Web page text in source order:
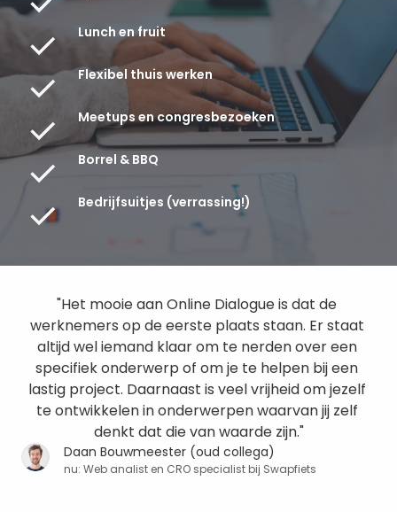
Lunch en fruit
Flexibel thuis werken
Meetups en congresbezoeken
Borrel & BBQ
Bedrijfsuitjes (verrassing!)
"Het mooie aan Online Dialogue is dat de
werknemers op de eerste plaats staan. Er staat
altijd wel iemand klaar om te nerden over een
specifiek onderwerp of om je te helpen bij een
lastig project. Daarnaast is veel vrijheid om jezelf
te ontwikkelen in onderwerpen waarvan jij zelf
denkt dat die van waarde zijn."
Daan Bouwmeester (oud collega)
nu: Web analist en CRO specialist bij Swapfiets